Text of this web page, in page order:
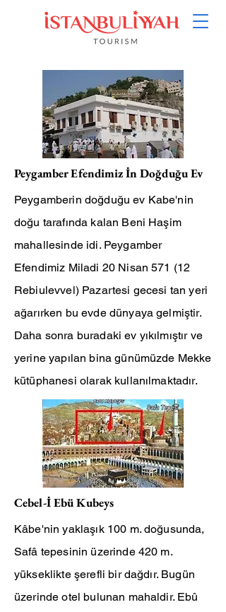
Peygamber Efendimiz İn Doğduğu Ev
Peygamberin doğduğu ev Kabe'nin
doğu tarafında kalan Beni Haşim
mahallesinde idi. Peygamber
Efendimiz Miladi 20 Nisan 571 (12
Rebiulevvel) Pazartesi gecesi tan yeri
ağarırken bu evde dünyaya gelmiştir.
Daha sonra buradaki ev yıkılmıştır ve
yerine yapılan bina günümüzde Mekke
kütüphanesi olarak kullanılmaktadır.
Cebel-İ Ebü Kubeys
Kâbe'nin yaklaşık 100 m. doğusunda,
Safâ tepesinin üzerinde 420 m.
yükseklikte şerefli bir dağdır. Bugün
üzerinde otel bulunan mahaldir. Ebû